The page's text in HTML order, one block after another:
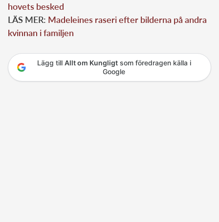
hovets besked
LÄS MER: Madeleines raseri efter bilderna på andra
kvinnan i familjen
Lägg till Allt om Kungligtsom föredragen källa i
Google